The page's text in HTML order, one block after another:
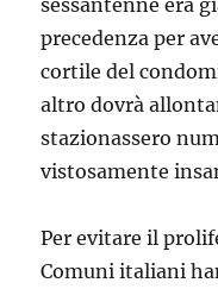
sessantenne era
precedenza per
cortile del
altro dovrà
stazionassero
vistosamente
Per evitare il
Comuni italiani